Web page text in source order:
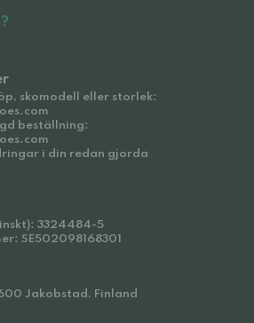
skomodell eller storlek:
beställning:
i din redan gjorda
3324484-5
SE502098168301
Jakobstad, Finland